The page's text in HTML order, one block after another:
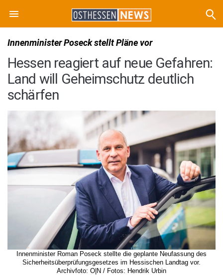
Innenminister Poseck stellt Pläne vor
Hessen reagiert auf neue Gefahren:
Land will Geheimschutz deutlich
schärfen
Innenminister Roman Poseck stellte die geplante Neufassung des
Sicherheitsüberprüfungsgesetzes im Hessischen Landtag vor.
Archivfoto: O|N / Fotos: Hendrik Urbin